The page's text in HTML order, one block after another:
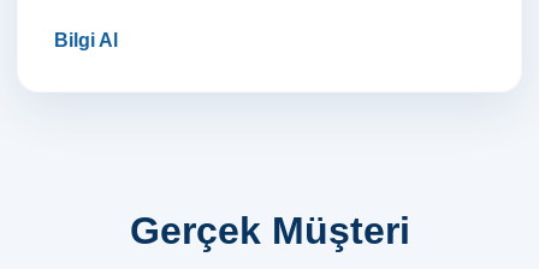
Bilgi Al
Gerçek Müşteri